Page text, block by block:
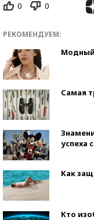
0 0
РЕКОМЕНДУЕМ:
Модный
Самая
успеха
Как
Кто